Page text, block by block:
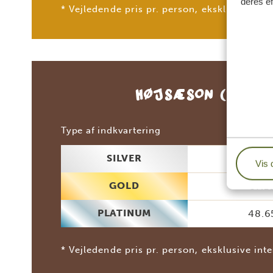
Vis
* Vejledende pris pr. person, eksklusive
HØJSÆSON(JULI
Type af indkvartering
SILVER
GOLD
PLATINUM
* Vejledende pris pr. person, eksklusive